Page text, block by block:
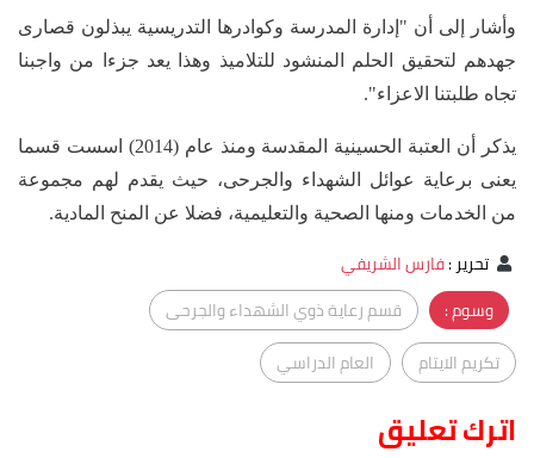
وأشار إلى أن "إدارة المدرسة وكوادرها التدريسية يبذلون قصارى
جهدهم لتحقيق الحلم المنشود للتلاميذ وهذا يعد جزءا من واجبنا
تجاه طلبتنا الاعزاء".
يذكر أن العتبة الحسينية المقدسة ومنذ عام (2014) اسست قسما
يعنى برعاية عوائل الشهداء والجرحى، حيث يقدم لهم مجموعة
من الخدمات ومنها الصحية والتعليمية، فضلا عن المنح المادية.
تحرير:فارس الشريفي
وسوم :
قسم رعاية ذوي الشهداء والجرحى
تكريم الايتام
العام الدراسي
اترك تعليق